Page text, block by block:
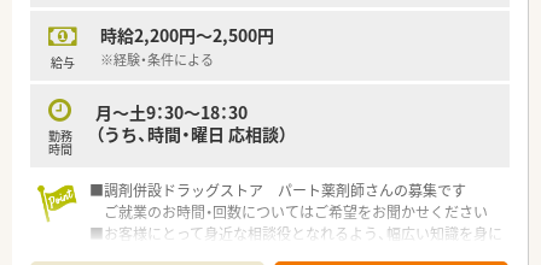
給与
時給2,200円～2,500円
※経験・条件による
勤務
時間
月～土9：30～18：30
（うち、時間・曜日 応相談）
■調剤併設ドラッグストア パート薬剤師さんの募集です
ご就業のお時間・回数についてはご希望をお聞かせください
■お客様にとって身近な相談役となれるよう、幅広い知識を身に